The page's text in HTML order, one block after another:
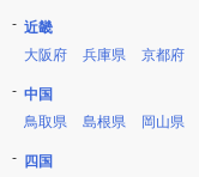
近畿
大阪府
兵庫県 京都府
中国
鳥取県
島根県 岡山県
四国